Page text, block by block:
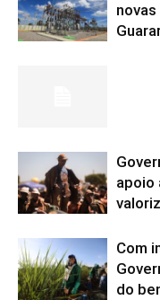
apoio
Com
do